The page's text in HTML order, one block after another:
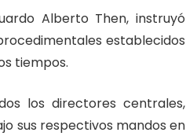
Alberto Then, instruyó
establecidos
tiempos.
los directores centrales,
sus respectivos mandos en